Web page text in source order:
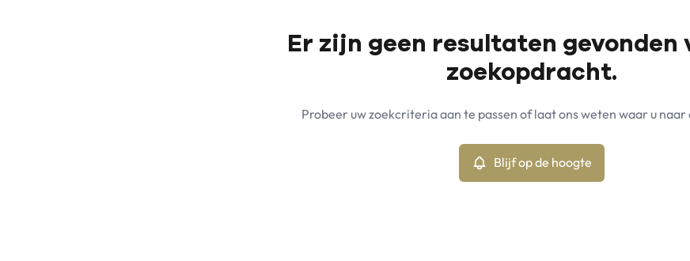
Er zijn geen resultaten gevonden
zoekopdracht.
Probeer uw zoekcriteria aan te passen of laat ons weten waar u naar
Blijf op de hoogte